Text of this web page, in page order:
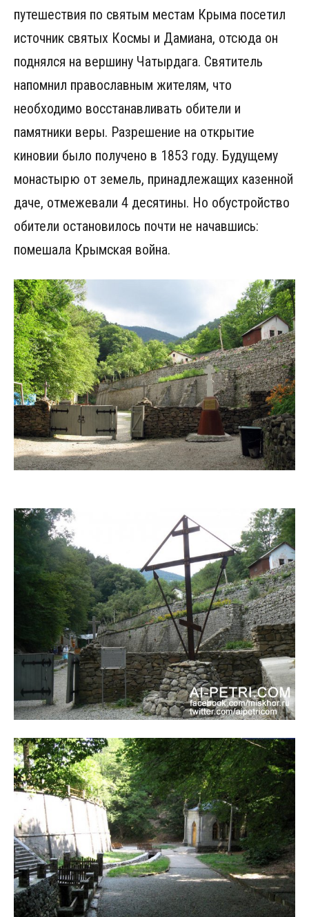
путешествия по святым местам Крыма посетил
источник святых Космы и Дамиана, отсюда он
поднялся на вершину Чатырдага. Святитель
напомнил православным жителям, что
необходимо восстанавливать обители и
памятники веры. Разрешение на открытие
киновии было получено в 1853 году. Будущему
монастырю от земель, принадлежащих казенной
даче, отмежевали 4 десятины. Но обустройство
обители остановилось почти не начавшись:
помешала Крымская война.